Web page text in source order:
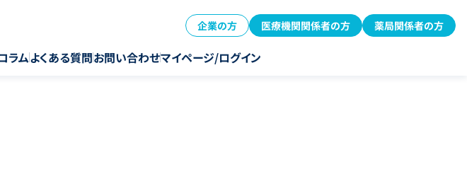
企業の方 医療機関関係者の方 薬局関係者の方
ラムよくある質問お問い合わせマイページ/ログイン